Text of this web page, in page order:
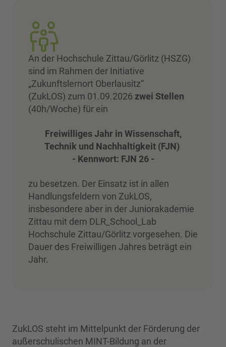
An der Hochschule Zittau/Görlitz (HSZG)
sind im Rahmen der Initiative
„Zukunftslernort Oberlausitz“
(ZukLOS) zum 01.09.2026 zwei Stellen
(40h/Woche) für ein
Freiwilliges Jahr in Wissenschaft,
Technik und Nachhaltigkeit (FJN)
- Kennwort: FJN 26 -
zu besetzen. Der Einsatz ist in allen
Handlungsfeldern von ZukLOS,
insbesondere aber in der Juniorakademie
Zittau mit dem DLR_School_Lab
Hochschule Zittau/Görlitz vorgesehen. Die
Dauer des Freiwilligen Jahres beträgt ein
Jahr.
ZukLOS steht im Mittelpunkt der Förderung der
außerschulischen MINT-Bildung an der